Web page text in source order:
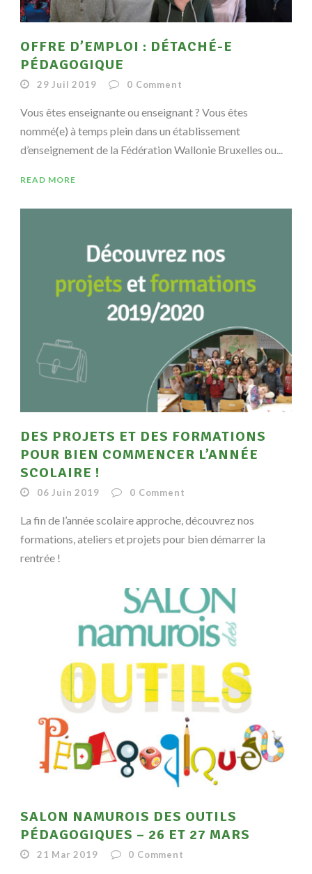
OFFRE D’EMPLOI : DÉTACHÉ-E
PÉDAGOGIQUE
29 Juil 2019 0 Comment
Vous êtes enseignante ou enseignant ? Vous êtes
nommé(e) à temps plein dans un établissement
d’enseignement de la Fédération Wallonie Bruxelles ou...
READ MORE
DES PROJETS ET DES FORMATIONS
POUR BIEN COMMENCER L’ANNÉE
SCOLAIRE !
06 Juin 2019 0 Comment
La fin de l’année scolaire approche, découvrez nos
formations, ateliers et projets pour bien démarrer la
rentrée !
SALON NAMUROIS DES OUTILS
PÉDAGOGIQUES – 26 ET 27 MARS
21 Mar 2019 0 Comment